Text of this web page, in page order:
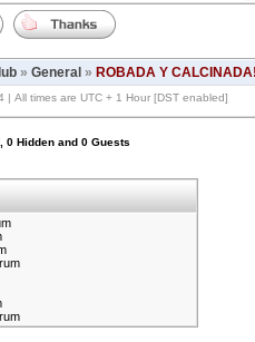
» General » ROBADA Y
All times are UTC + 1 Hour [DST enabled]
Hidden and 0 Guests